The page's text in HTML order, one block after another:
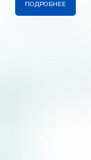
ПОДРОБНЕЕ